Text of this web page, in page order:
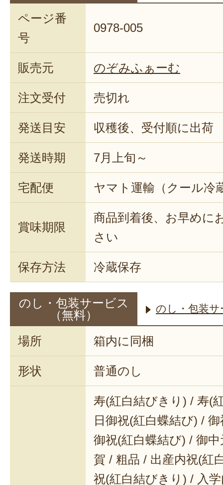
ページ番
号
0978-005
販売元 のぞみふぁーむ
注文受付 売切れ
発送目安 収穫後、受付順に出荷
発送時期 7月上旬～
宅配便 ヤマト運輸（クール冷
賞味期限
商品到着後、お早めに
さい
保存方法 冷蔵保存
のし・包装サービス
（無料）
のし・包装
場所 箱内に同梱
形状 普通のし
寿(紅白結びきり) / 寿(
日御祝(紅白蝶結び) /
御祝(紅白蝶結び) / 御
賀 / 粗品 / 出産内祝(紅
祝(紅白結びきり) / 入